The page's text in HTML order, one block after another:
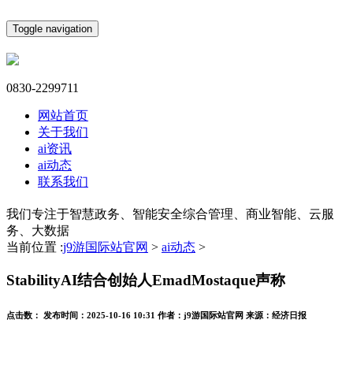
Toggle navigation
0830-2299711
网站首页
关于我们
ai资讯
ai动态
联系我们
我们专注于智慧政务、智能安全综合管理、商业智能、云服
务、大数据
当前位置 :j9游国际站官网 > ai动态 >
StabilityAI结合创始人EmadMostaque声称
点击数： 发布时间： 2025-10-16 10:31 作者： j9游国际站官网 来源： 经济日报